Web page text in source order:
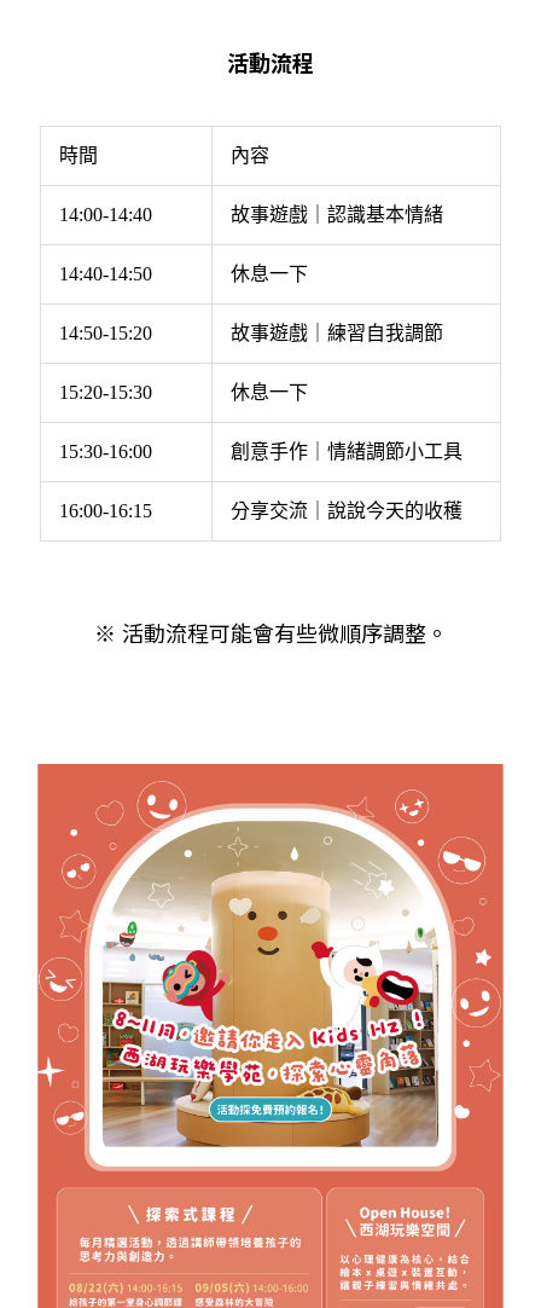
活動流程
時間 內容
14:00-14:40 故事遊戲｜認識基本情緒
14:40-14:50 休息一下
14:50-15:20 故事遊戲｜練習自我調節
15:20-15:30 休息一下
15:30-16:00 創意手作｜情緒調節小工具
16:00-16:15 分享交流｜說說今天的收穫
※ 活動流程可能會有些微順序調整。